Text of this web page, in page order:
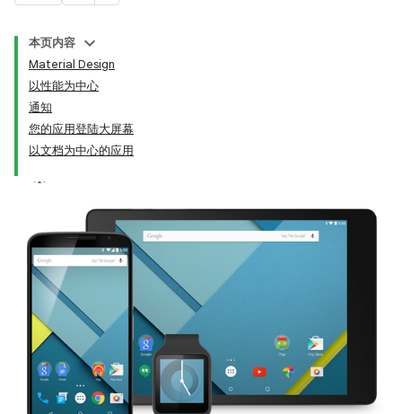
本页内容
Material Design
以性能为中心
通知
您的应用登陆大屏幕
以文档为中心的应用